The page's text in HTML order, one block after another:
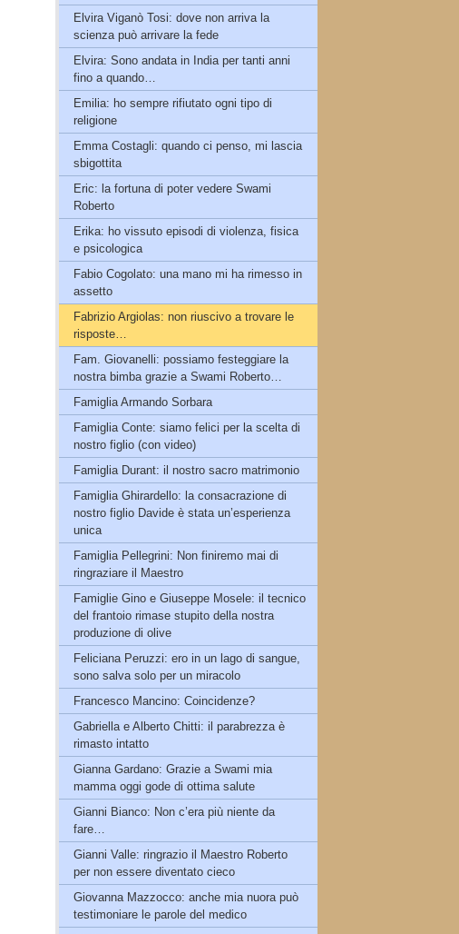
Elvira Viganò Tosi: dove non arriva la
scienza può arrivare la fede
Elvira: Sono andata in India per tanti anni
fino a quando…
Emilia: ho sempre rifiutato ogni tipo di
religione
Emma Costagli: quando ci penso, mi lascia
sbigottita
Eric: la fortuna di poter vedere Swami
Roberto
Erika: ho vissuto episodi di violenza, fisica
e psicologica
Fabio Cogolato: una mano mi ha rimesso in
assetto
Fabrizio Argiolas: non riuscivo a trovare le
risposte…
Fam. Giovanelli: possiamo festeggiare la
nostra bimba grazie a Swami Roberto…
Famiglia Armando Sorbara
Famiglia Conte: siamo felici per la scelta di
nostro figlio (con video)
Famiglia Durant: il nostro sacro matrimonio
Famiglia Ghirardello: la consacrazione di
nostro figlio Davide è stata un’esperienza
unica
Famiglia Pellegrini: Non finiremo mai di
ringraziare il Maestro
Famiglie Gino e Giuseppe Mosele: il tecnico
del frantoio rimase stupito della nostra
produzione di olive
Feliciana Peruzzi: ero in un lago di sangue,
sono salva solo per un miracolo
Francesco Mancino: Coincidenze?
Gabriella e Alberto Chitti: il parabrezza è
rimasto intatto
Gianna Gardano: Grazie a Swami mia
mamma oggi gode di ottima salute
Gianni Bianco: Non c’era più niente da
fare…
Gianni Valle: ringrazio il Maestro Roberto
per non essere diventato cieco
Giovanna Mazzocco: anche mia nuora può
testimoniare le parole del medico